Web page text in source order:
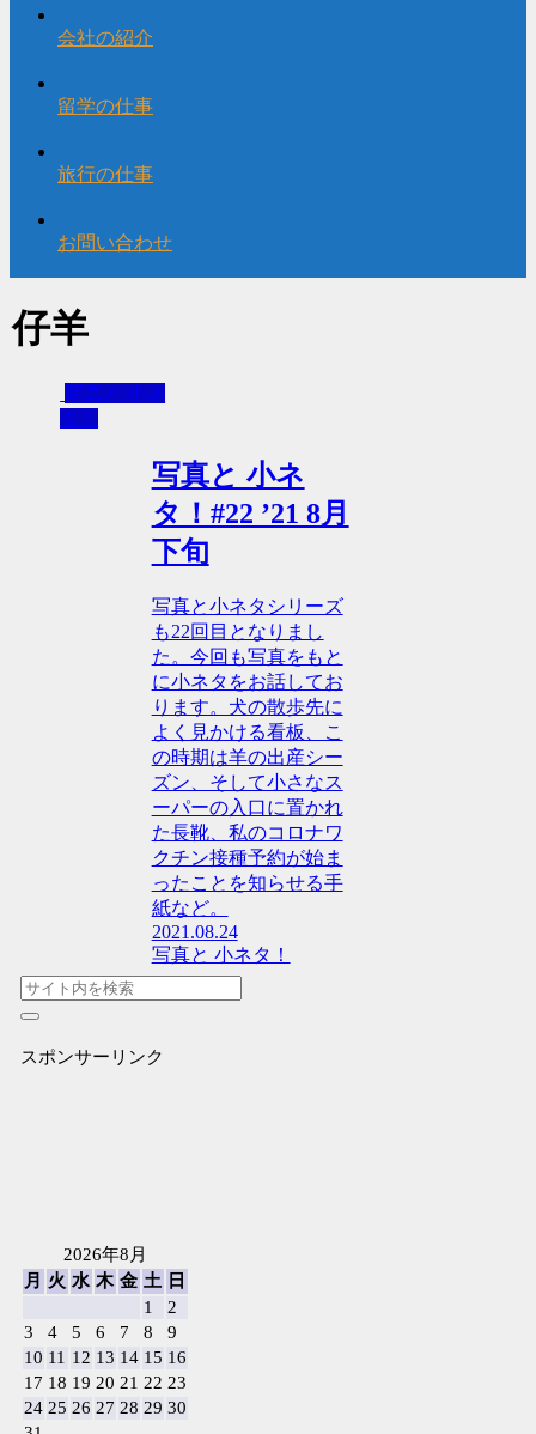
会社の紹介
留学の仕事
旅行の仕事
お問い合わせ
仔羊
写真と 小ネ
タ！
写真と 小ネ
タ！#22 ’21 8月
下旬
写真と小ネタシリーズ
も22回目となりまし
た。今回も写真をもと
に小ネタをお話してお
ります。犬の散歩先に
よく見かける看板、こ
の時期は羊の出産シー
ズン、そして小さなス
ーパーの入口に置かれ
た長靴、私のコロナワ
クチン接種予約が始ま
ったことを知らせる手
紙など。
2021.08.24
写真と 小ネタ！
スポンサーリンク
2026年8月
月
火 水 木 金 土
日
1
2
3
4 5 6 7 8
9
10 11 12 13 14 15 16
17 18 19 20 21 22 23
24 25 26 27 28 29 30